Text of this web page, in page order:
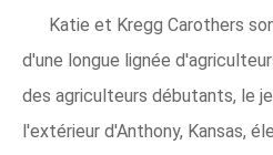
Katie et Kregg Carothers
d'une longue lignée
des agriculteurs débutants, le
l'extérieur d'Anthony, Kansas,